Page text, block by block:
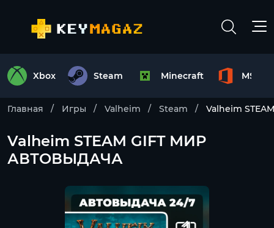
Xbox Steam Minecraft MS
Главная Игры Valheim Steam Valheim
Valheim STEAM GIFT МИР
АВТОВЫДАЧА